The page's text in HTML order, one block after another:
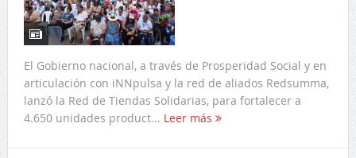
El Gobierno nacional, a través de Prosperidad Social y en
articulación con iNNpulsa y la red de aliados Redsumma,
lanzó la Red de Tiendas Solidarias, para fortalecer a
4.650 unidades product... Leer más